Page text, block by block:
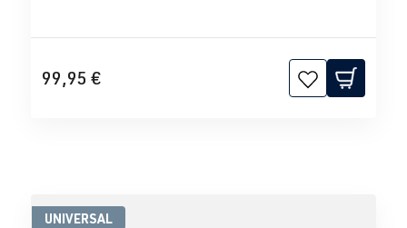
99,95 €
UNIVERSAL